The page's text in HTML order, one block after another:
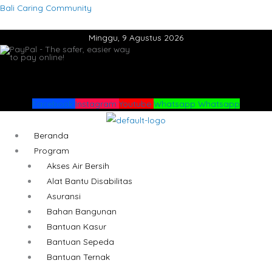
Lewati
Bali Caring Community
Minggu, 9 Agustus 2026
Facebook Instagram Youtube Whatsapp Whatsapp
Menu
Beranda
Program
Akses Air Bersih
Alat Bantu Disabilitas
Asuransi
Bahan Bangunan
Bantuan Kasur
Bantuan Sepeda
Bantuan Ternak
Menu